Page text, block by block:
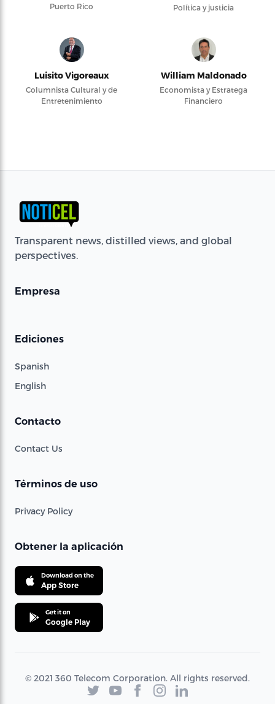
Puerto Rico
Política y justicia
Luisito Vigoreaux
Columnista Cultural y de
Entretenimiento
William Maldonado
Economista y Estratega
Financiero
Transparent news, distilled views, and global
perspectives.
Empresa
Ediciones
Spanish
English
Contacto
Contact Us
Términos de uso
Privacy Policy
Obtener la aplicación
Download on the
App Store
Get it on
Google Play
© 2021 360 Telecom Corporation. All rights reserved.